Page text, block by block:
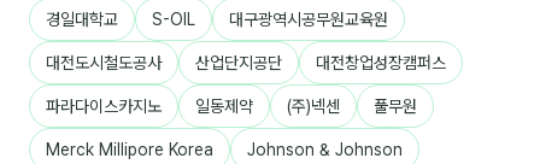
토크
문서자료실
영상자료실
경일대학교 S-OIL 대구광역시공무원교육원
대전도시철도공사 산업단지공단 대전창업성장캠퍼스
파라다이스카지노 일동제약 (주)넥센 풀무원
Merck Millipore Korea Johnson & Johnson